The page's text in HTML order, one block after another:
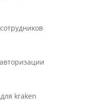
kraken